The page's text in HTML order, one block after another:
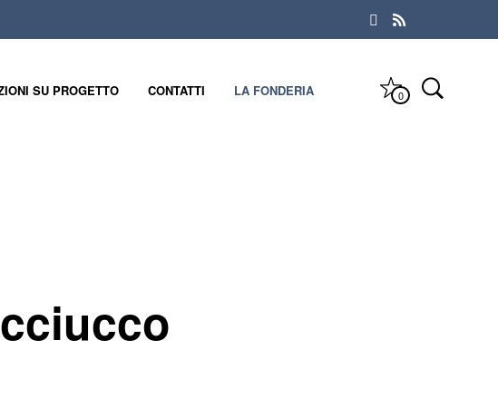
SU PROGETTO CONTATTI LA FONDERIA 0